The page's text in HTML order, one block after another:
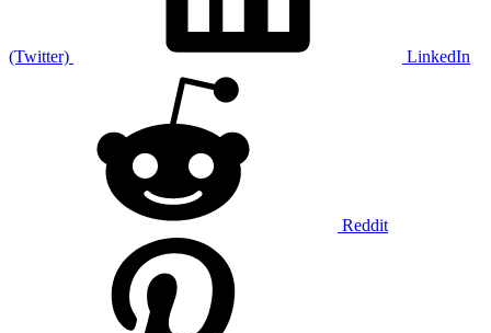
(Twitter) LinkedIn
Reddit